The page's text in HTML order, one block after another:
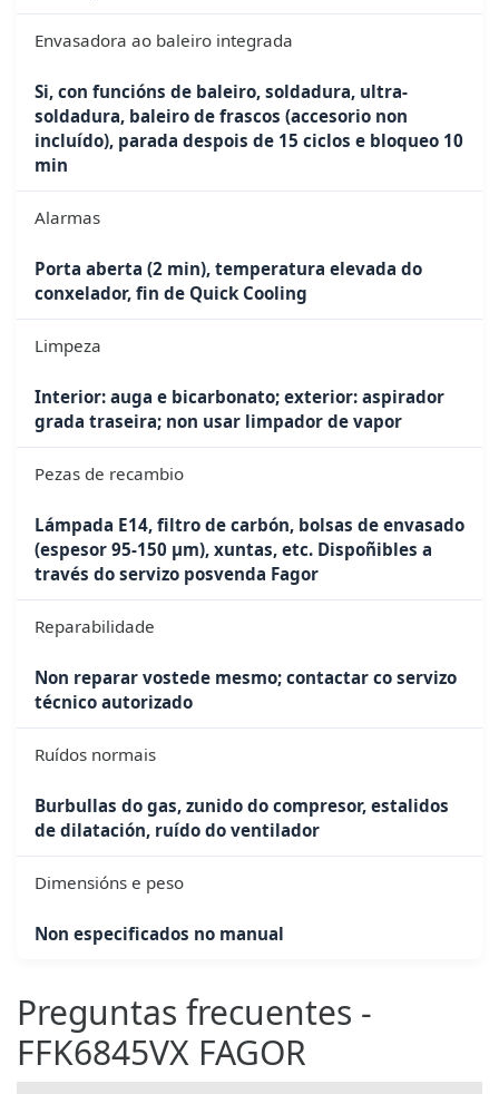
Envasadora ao baleiro integrada
Si, con funcións de baleiro, soldadura, ultra-
soldadura, baleiro de frascos (accesorio non
incluído), parada despois de 15 ciclos e bloqueo 10
min
Alarmas
Porta aberta (2 min), temperatura elevada do
conxelador, fin de Quick Cooling
Limpeza
Interior: auga e bicarbonato; exterior: aspirador
grada traseira; non usar limpador de vapor
Pezas de recambio
Lámpada E14, filtro de carbón, bolsas de envasado
(espesor 95-150 μm), xuntas, etc. Dispoñibles a
través do servizo posvenda Fagor
Reparabilidade
Non reparar vostede mesmo; contactar co servizo
técnico autorizado
Ruídos normais
Burbullas do gas, zunido do compresor, estalidos
de dilatación, ruído do ventilador
Dimensións e peso
Non especificados no manual
Preguntas frecuentes -
FFK6845VX FAGOR